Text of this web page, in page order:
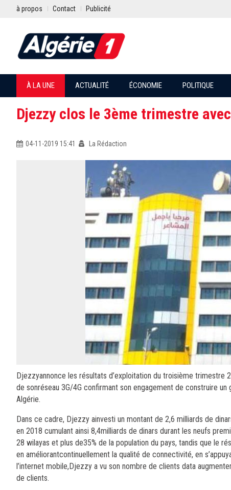
à propos Contact Publicité
À LA UNE ACTUALITÉ ÉCONOMIE POLITIQUE
Djezzy clos le 3ème trimestre
04-11-2019 15:41 La Rédaction
Djezzyannonce les résultats d’exploitation du troisième trimestre
de sonréseau 3G/4G confirmant son engagement de construire
Algérie.
Dans ce cadre, Djezzy ainvesti un montant de 2,6 milliards de
en 2018 cumulant ainsi 8,4milliards de dinars durant les neufs
28 wilayas et plus de35% de la population du pays, tandis que le
en améliorantcontinuellement la qualité de connectivité, en
l’internet mobile,Djezzy a vu son nombre de clients data
de clients.